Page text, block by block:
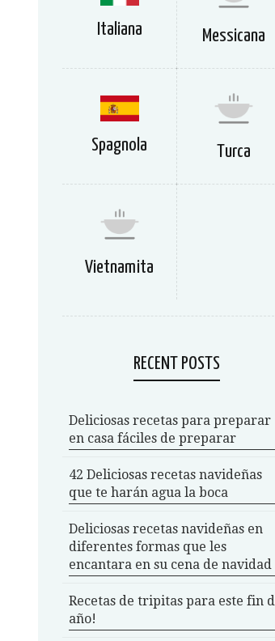
Italiana Messicana
Spagnola Turca
Vietnamita
RECENT POSTS
Deliciosas recetas para preparar
en casa fáciles de preparar
42 Deliciosas recetas navideñas
que te harán agua la boca
Deliciosas recetas navideñas en
diferentes formas que les
encantara en su cena de navidad
Recetas de tripitas para este fin
año!